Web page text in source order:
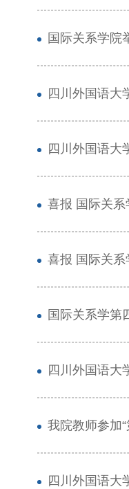
国际关系学院
四川外国语大
四川外国语大
喜报 国际关系
喜报 国际关系
国际关系学第
四川外国语大
我院教师参加
四川外国语大